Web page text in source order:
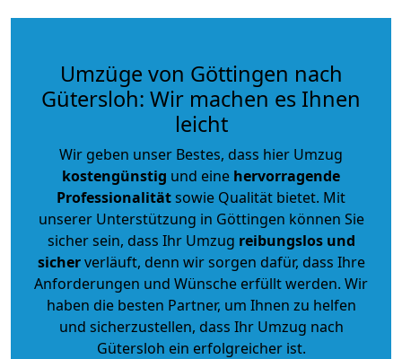
Umzüge von Göttingen nach
Gütersloh: Wir machen es Ihnen
leicht
Wir geben unser Bestes, dass hier Umzug
kostengünstig und eine hervorragende
Professionalitätsowie Qualität bietet. Mit
unserer Unterstützung in Göttingen können Sie
sicher sein, dass Ihr Umzug reibungslos und
sicherverläuft, denn wir sorgen dafür, dass Ihre
Anforderungen und Wünsche erfüllt werden. Wir
haben die besten Partner, um Ihnen zu helfen
und sicherzustellen, dass Ihr Umzug nach
Gütersloh ein erfolgreicher ist.